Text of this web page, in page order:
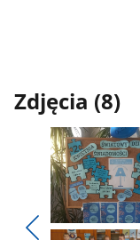
Zdjęcia (8)
Pokaż